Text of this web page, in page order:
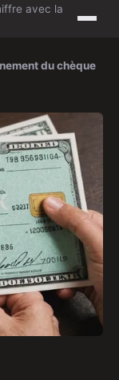
avec la
du chèque